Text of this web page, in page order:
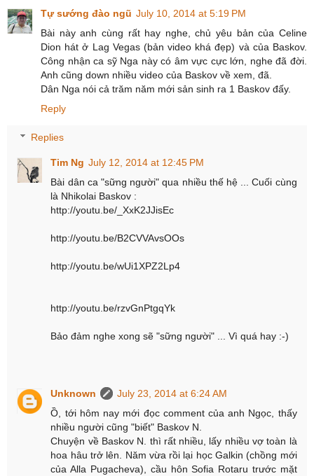
Tự sướng đào ngũ July 10, 2014 at 5:19 PM
Bài này anh cùng rất hay nghe, chủ yêu bản của Celine
Dion hát ở Lag Vegas (bản video khá đẹp) và của Baskov.
Công nhận ca sỹ Nga này có âm vực cực lớn, nghe đã đời.
Anh cũng down nhiều video của Baskov về xem, đã.
Dân Nga nói cả trăm năm mới sản sinh ra 1 Baskov đấy.
Reply
Replies
Tim Ng July 12, 2014 at 12:45 PM
Bài dân ca "sững người" qua nhiều thế hệ ... Cuối cùng
là Nhikolai Baskov :
http://youtu.be/_XxK2JJisEc
http://youtu.be/B2CVVAvsOOs
http://youtu.be/wUi1XPZ2Lp4
http://youtu.be/rzvGnPtgqYk
Bảo đảm nghe xong sẽ "sững người" ... Vì quá hay :-)
Unknown
July 23, 2014 at 6:24 AM
Ồ, tới hôm nay mới đọc comment của anh Ngọc, thấy
nhiều người cũng "biết" Baskov N.
Chuyện về Baskov N. thì rất nhiều, lấy nhiều vợ toàn là
hoa hâu trở lên. Năm vừa rồi lại học Galkin (chồng mới
của Alla Pugacheva), cầu hôn Sofia Rotaru trước mặt